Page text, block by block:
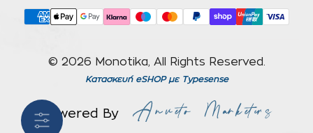
© 2026 Monotika, All Rights Reserved.
Κατασκευή eSHOPμε Typesense
Powered By